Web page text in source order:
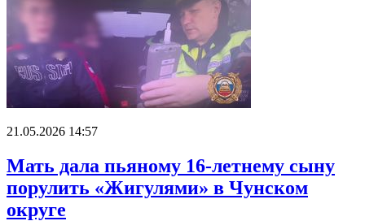
21.05.2026 14:57
Мать дала пьяному 16-летнему сыну
порулить «Жигулями» в Чунском
округе